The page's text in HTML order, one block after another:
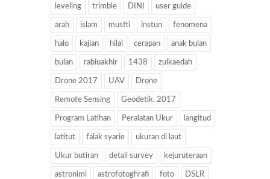
leveling trimble DINI user guide
arah islam musfti instun fenomena
halo kajian hilal cerapan anak bulan
bulan rabiuakhir 1438 zulkaedah
Drone 2017 UAV Drone
Remote Sensing Geodetik. 2017
Program Latihan Peralatan Ukur langitud
latitut falak syarie ukuran di laut
Ukur butiran detail survey kejuruteraan
astronimi astrofotoghrafi foto DSLR